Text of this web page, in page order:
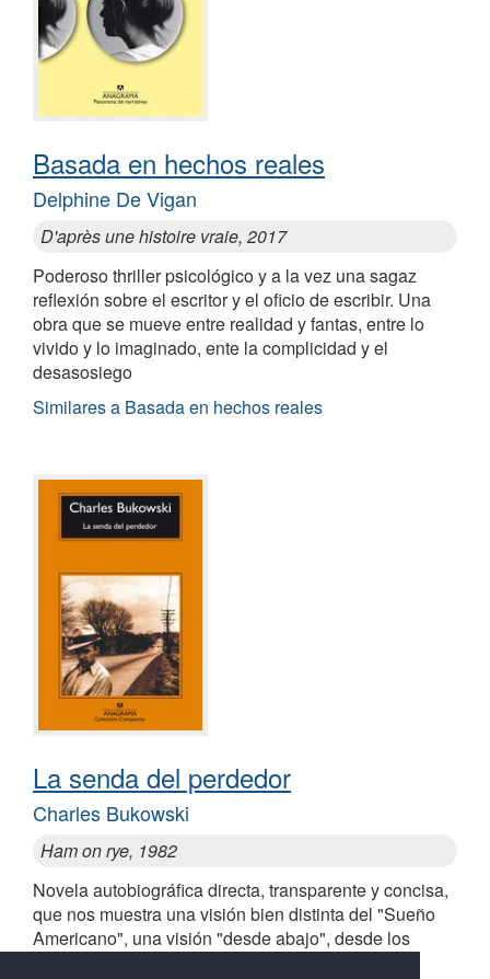
Basada en hechos reales
Delphine De Vigan
D'après une histoire vraie, 2017
Poderoso thriller psicológico y a la vez una sagaz
reflexión sobre el escritor y el oficio de escribir. Una
obra que se mueve entre realidad y fantas, entre lo
vivido y lo imaginado, ente la complicidad y el
desasosiego
Similares a Basada en hechos reales
La senda del perdedor
Charles Bukowski
Ham on rye, 1982
Novela autobiográfica directa, transparente y concisa,
que nos muestra una visión bien distinta del "Sueño
Americano", una visión "desde abajo", desde los